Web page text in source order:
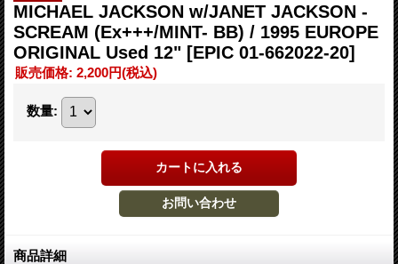
MICHAEL JACKSON w/JANET JACKSON -
SCREAM (Ex+++/MINT- BB) / 1995 EUROPE
ORIGINAL Used 12" [EPIC 01-662022-20]
販売価格: 2,200円(税込)
数量:
商品詳細